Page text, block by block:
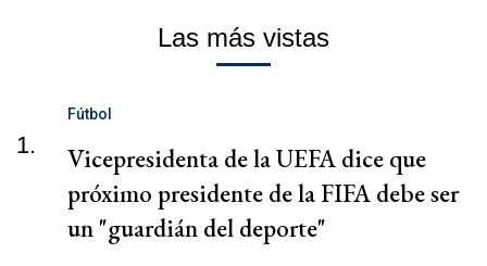
Las más vistas
1.
Fútbol
Vicepresidenta de la UEFA dice que
próximo presidente de la FIFA debe ser
un "guardián del deporte"